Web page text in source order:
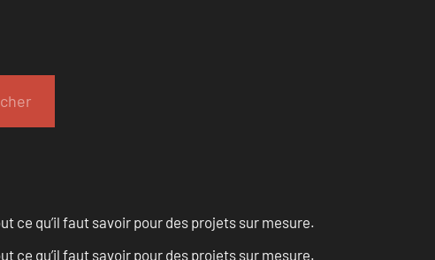
ce qu’il faut savoir pour des projets sur mesure.
ce qu’il faut savoir pour des projets sur mesure.